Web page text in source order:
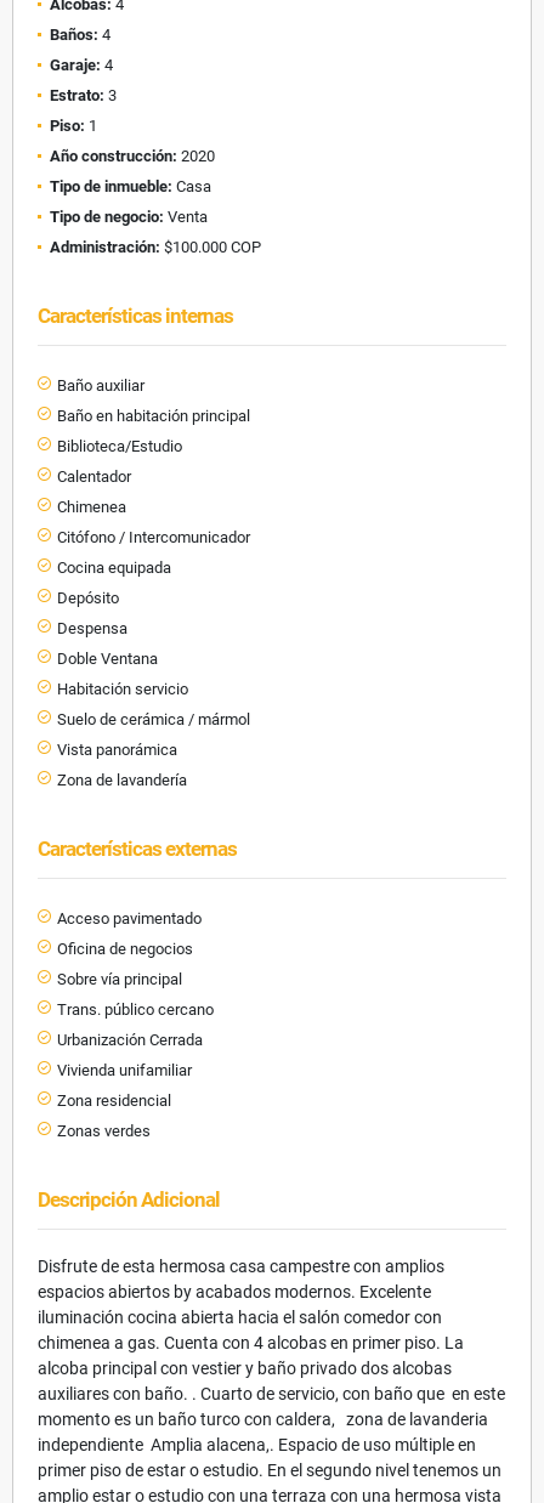
Alcobas: 4
Baños: 4
Garaje: 4
Estrato: 3
Piso: 1
Año construcción: 2020
Tipo de inmueble: Casa
Tipo de negocio: Venta
Administración: $100.000 COP
Características internas
Baño auxiliar
Baño en habitación principal
Biblioteca/Estudio
Calentador
Chimenea
Citófono / Intercomunicador
Cocina equipada
Depósito
Despensa
Doble Ventana
Habitación servicio
Suelo de cerámica / mármol
Vista panorámica
Zona de lavandería
Características externas
Acceso pavimentado
Oficina de negocios
Sobre vía principal
Trans. público cercano
Urbanización Cerrada
Vivienda unifamiliar
Zona residencial
Zonas verdes
Descripción Adicional
Disfrute de esta hermosa casa campestre con amplios
espacios abiertos by acabados modernos. Excelente
iluminación cocina abierta hacia el salón comedor con
chimenea a gas. Cuenta con 4 alcobas en primer piso. La
alcoba principal con vestier y baño privado dos alcobas
auxiliares con baño. . Cuarto de servicio, con baño que en este
momento es un baño turco con caldera, zona de lavanderia
independiente Amplia alacena,. Espacio de uso múltiple en
primer piso de estar o estudio. En el segundo nivel tenemos un
amplio estar o estudio con una terraza con una hermosa vista